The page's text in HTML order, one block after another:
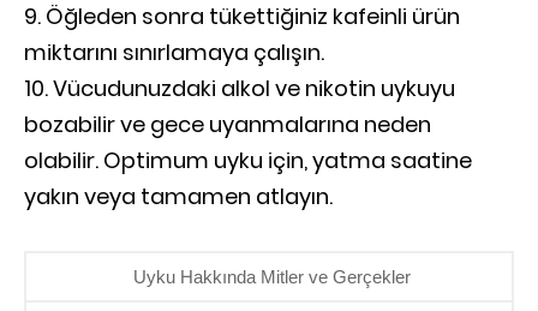
Öğleden sonra tükettiğiniz kafeinli ürün
miktarını sınırlamaya çalışın.
Vücudunuzdaki alkol ve nikotin uykuyu
bozabilir ve gece uyanmalarına neden
olabilir. Optimum uyku için, yatma saatine
yakın veya tamamen atlayın.
Uyku Hakkında Mitler ve Gerçekler